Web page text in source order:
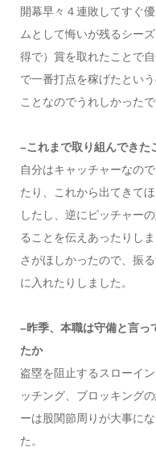
開幕早々４連敗してすぐ
ムとして悔いが残るシー
得で）賞を取れたことで
で一番打点を稼げたとい
ことなのでうれしかったで
–これまで取り組んできた
自分はキャッチャーなの
たり、これから出てきて
したし、逆にピッチャー
ることを伝えあったりし
さがほしかったので、振
に入れたりしました。
–昨季、本職は守備と言っ
たか
盗塁を阻止するスローイ
ッチング、ブロッキング
ーは股関節周りが大事に
た。